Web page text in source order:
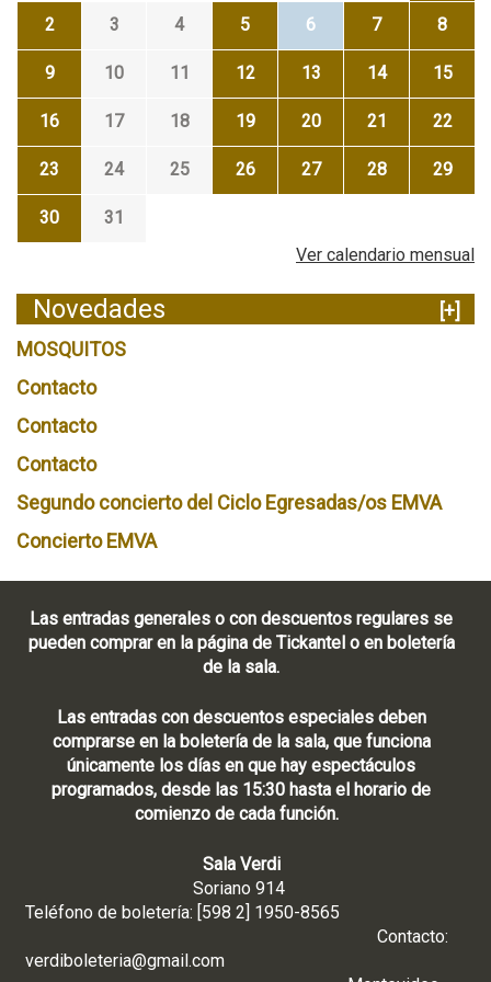
2 3 4 5 6 7 8
9 10 11 12 13 14 15
16 17 18 19 20 21 22
23 24 25 26 27 28 29
30
31
Ver calendario mensual
Novedades
[+]
MOSQUITOS
Contacto
Contacto
Contacto
Segundo concierto del Ciclo Egresadas/os EMVA
Concierto EMVA
Las entradas generales o con descuentos regulares se
pueden comprar en la página de Tickantel o en boletería
de la sala.
Las entradas con descuentos especiales deben
comprarse en la boletería de la sala, que funciona
únicamente los días en que hay espectáculos
programados, desde las 15:30 hasta el horario de
comienzo de cada función.
Sala Verdi
Soriano 914
Teléfono de boletería: [598 2] 1950-8565
Contacto:
verdiboleteria@gmail.com